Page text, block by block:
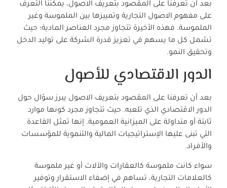
بعد أن تعرفنا على المقصود بتعريف الاصول، يمكننا التعرف
على مفهوم الاصول التجارية وتمييزها بين الملموسة وغير
الملموسة. فهذه الأخيرة تتجاوز مجرد العناصر المادية؛ حيث
تشمل كل ما يسهم في تعزيز قدرة الشركة على توليد الدخل
وتحقيق النمو.
الدور الاقتصادي للأصول
بعد أن تعرفنا على المقصود بتعريف الاصول يبرز سؤال حول
الدور الاقتصادي الذي تلعبه. حيث تتجاوز مجرد كونها موارد
ثابتة أو متداولة على الميزانية العمومية. إنها تمثل القاعدة
التي تبنى عليها الإستراتيجيات المالية والتنموية للمؤسسات
والأفراد.
سواء كانت ملموسة كالعقارات والآلات أو غير ملموسة
كالعلامات التجارية، تساهم في إضفاء الاستقرار وتوفير